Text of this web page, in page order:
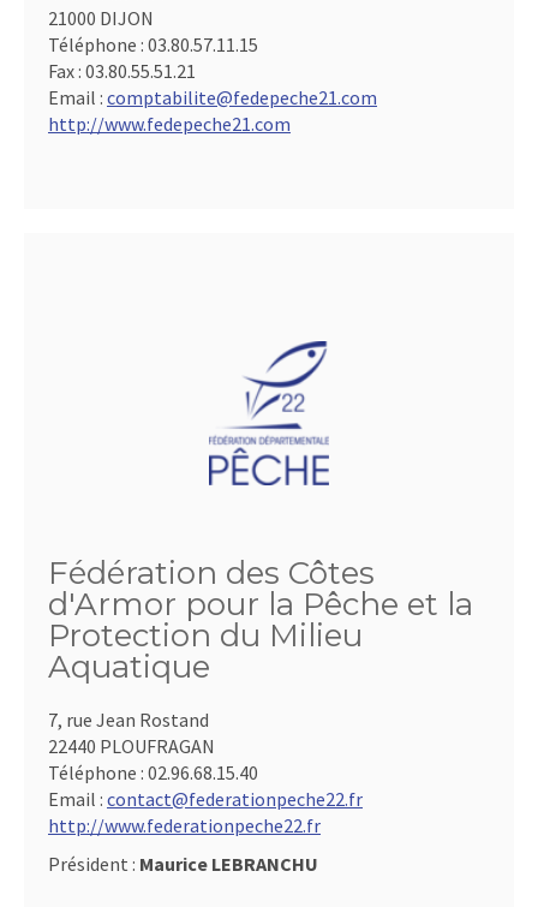
21000 DIJON
Téléphone : 03.80.57.11.15
Fax : 03.80.55.51.21
Email : comptabilite@fedepeche21.com
http://www.fedepeche21.com
Fédération des Côtes
d'Armor pour la Pêche et la
Protection du Milieu
Aquatique
7, rue Jean Rostand
22440 PLOUFRAGAN
Téléphone : 02.96.68.15.40
Email : contact@federationpeche22.fr
http://www.federationpeche22.fr
Président : Maurice LEBRANCHU